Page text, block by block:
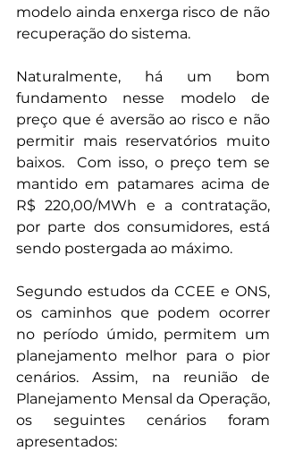
modelo ainda enxerga risco de não
recuperação do sistema.
Naturalmente, há um bom
fundamento nesse modelo de
preço que é aversão ao risco e não
permitir mais reservatórios muito
baixos.  Com isso, o preço tem se
mantido em patamares acima de
R$ 220,00/MWh e a contratação,
por parte dos consumidores, está
sendo postergada ao máximo.
Segundo estudos da CCEE e ONS,
os caminhos que podem ocorrer
no período úmido, permitem um
planejamento melhor para o pior
cenários. Assim, na reunião de
Planejamento Mensal da Operação,
os seguintes cenários foram
apresentados: